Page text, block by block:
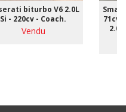
biturbo V6 2.0L
Si - 220cv - Coach.
Vendu
71cv